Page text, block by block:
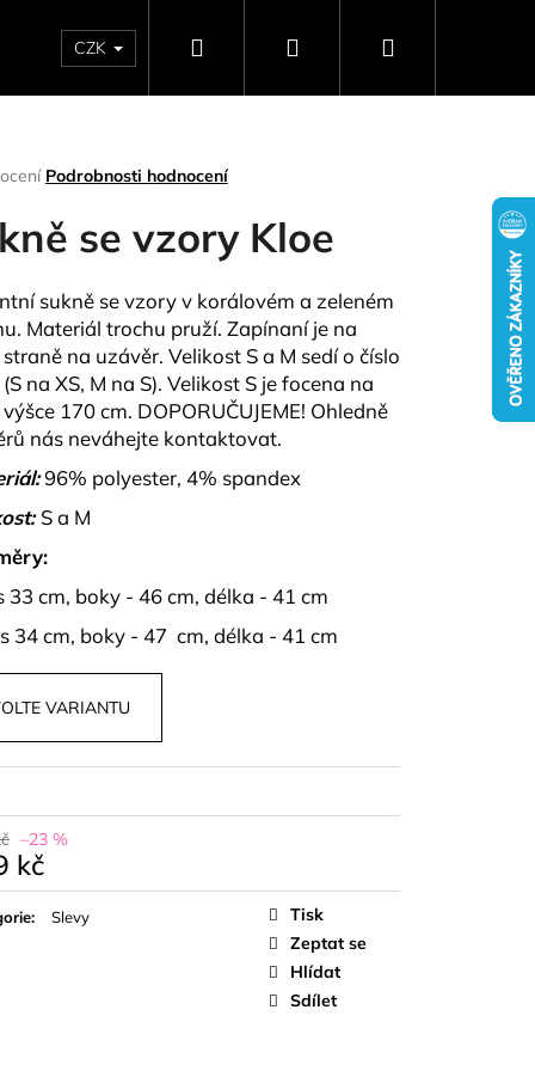
NAPIŠTE NÁM DÁRKOVÉ POUKAZY
CZK Hledat PřihlášeníNákupní
Podrobnosti hodnocení
se vzory Kloe
sukně se vzory v korálovém a zeleném
Materiál trochu pruží. Zapínaní je na
na uzávěr. Velikost S a M sedí o číslo
na XS, M na S). Velikost S je focena na
170 cm. DOPORUČUJEME! Ohledně
nás neváhejte kontaktovat.
96% polyester, 4% spandex
S a M
33 cm, boky - 46 cm, délka - 41 cm
34 cm, boky - 47 cm, délka - 41 cm
VARIANTU
–23 %
kč
: Slevy
Tisk
Zeptat se
Hlídat
Sdílet